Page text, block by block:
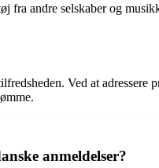
fra andre selskaber og
Ved at adressere
anmeldelser?